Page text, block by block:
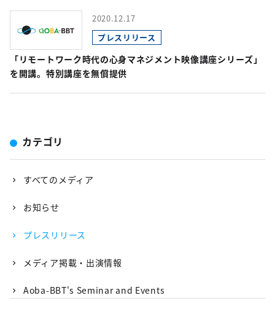
2020.12.17
プレスリリース
「リモートワーク時代の心身マネジメント映像講座シリーズ」
を開講。特別講座を無償提供
カテゴリ
すべてのメディア
お知らせ
プレスリリース
メディア掲載・出演情報
Aoba-BBT's Seminar and Events